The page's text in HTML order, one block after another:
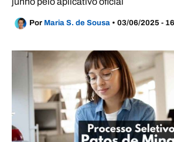
Por Maria S. de Sousa • 03/06/2025 -